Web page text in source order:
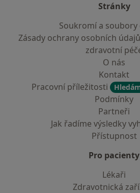
Stránky
Soukromí a soubory
Zásady ochrany osobních
zdravotní
O nás
Kontakt
Pracovní příležitosti
Podmínky
Partneři
Jak řadíme výsledky
Přístupnost
Pro pacienty
Lékaři
Zdravotnická